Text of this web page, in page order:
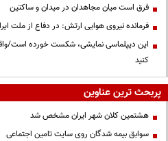
فرق است میان مجاهدان در میدان و ساکتین
فرمانده نیروی هوایی ارتش: در دفاع از ملت
این دیپلماسی نمایشی، شکست خورده است/
کنید
پربحث ترین عناوین
هشتمین کلان شهر ایران مشخص شد
سوابق بیمه شدگان روی سایت تامین اجتماعی